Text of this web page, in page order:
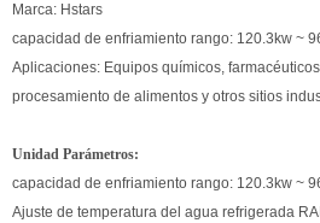
Marca: Hstars
capacidad de enfriamiento rango: 120.3kw ~
Aplicaciones: Equipos químicos,
procesamiento de alimentos y otros sitios
Unidad Parámetros:
capacidad de enfriamiento rango: 120.3kw ~
Ajuste de temperatura del agua refrigerada